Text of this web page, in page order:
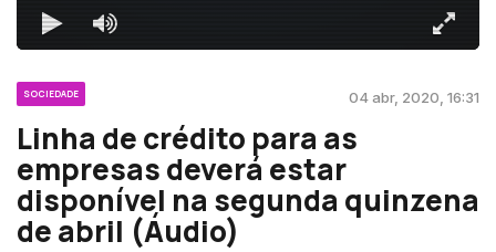
SOCIEDADE 04 abr, 2020, 16:31
Linha de crédito para as
empresas deverá estar
disponível na segunda quinzena
de abril (Áudio)